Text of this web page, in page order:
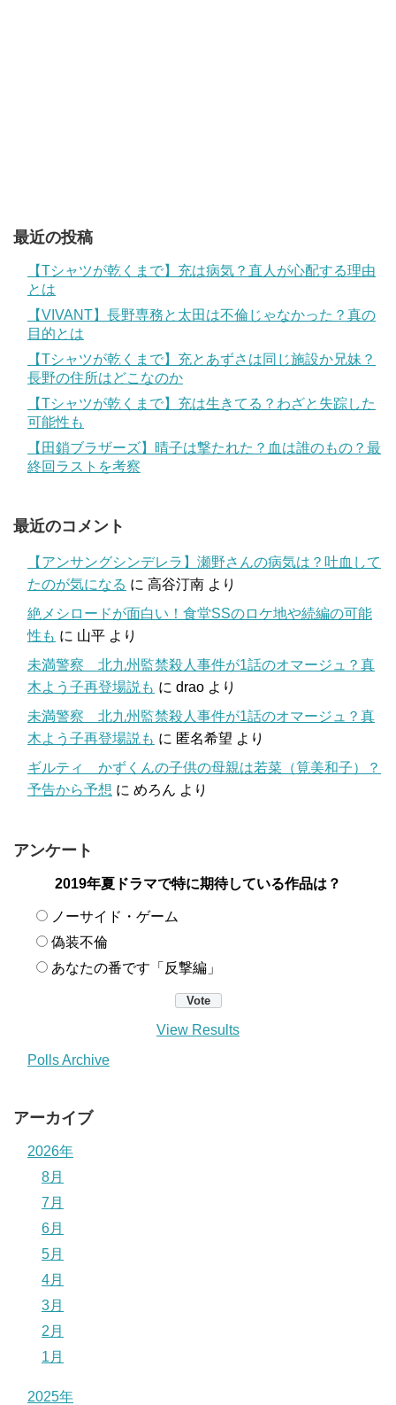
最近の投稿
【Tシャツが乾くまで】充は病気？直人が心配する理由
とは
【VIVANT】長野専務と太田は不倫じゃなかった？真の
目的とは
【Tシャツが乾くまで】充とあずさは同じ施設か兄妹？
長野の住所はどこなのか
【Tシャツが乾くまで】充は生きてる？わざと失踪した
可能性も
【田鎖ブラザーズ】晴子は撃たれた？血は誰のもの？最
終回ラストを考察
最近のコメント
【アンサングシンデレラ】瀬野さんの病気は？吐血して
たのが気になる に 高谷汀南 より
絶メシロードが面白い！食堂SSのロケ地や続編の可能
性も に 山平 より
未満警察 北九州監禁殺人事件が1話のオマージュ？真
木よう子再登場説も に drao より
未満警察 北九州監禁殺人事件が1話のオマージュ？真
木よう子再登場説も に 匿名希望 より
ギルティ かずくんの子供の母親は若菜（筧美和子）？
予告から予想 に めろん より
アンケート
2019年夏ドラマで特に期待している作品は？
ノーサイド・ゲーム
偽装不倫
あなたの番です「反撃編」
View Results
Polls Archive
アーカイブ
2026年
8月
7月
6月
5月
4月
3月
2月
1月
2025年